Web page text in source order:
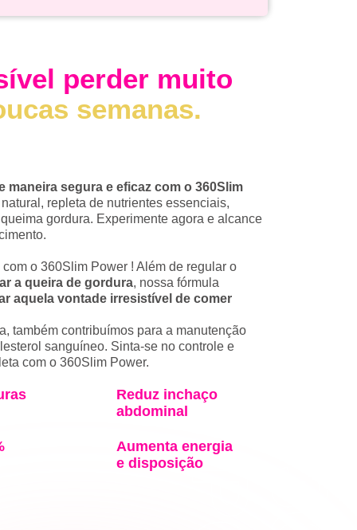
perder muito
semanas.
do novo
maneira segura e eficaz com o 360Slim
repleta de nutrientes essenciais,
gordura. Experimente agora e alcance
o 360Slim Power ! Além de regular o
a queira de gordura, nossa fórmula
aquela vontade irresistível de comer
também contribuímos para a manutenção
sanguíneo. Sinta-se no controle e
com o 360Slim Power.
Reduz inchaço
abdominal
Aumenta energia
e disposição